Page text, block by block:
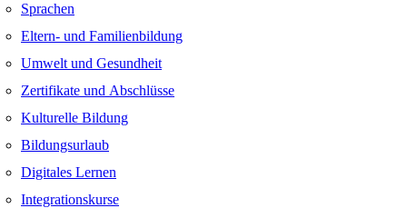
Sprachen
Eltern- und Familienbildung
Umwelt und Gesundheit
Zertifikate und Abschlüsse
Kulturelle Bildung
Bildungsurlaub
Digitales Lernen
Integrationskurse